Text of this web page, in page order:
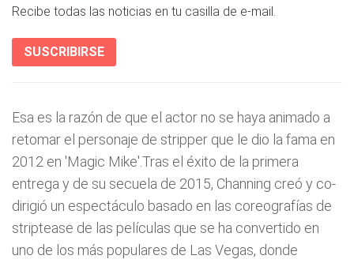
Recibe todas las noticias en tu casilla de e-mail.
SUSCRIBIRSE
Esa es la razón de que el actor no se haya animado a
retomar el personaje de stripper que le dio la fama en
2012 en 'Magic Mike'.Tras el éxito de la primera
entrega y de su secuela de 2015, Channing creó y co-
dirigió un espectáculo basado en las coreografías de
striptease de las películas que se ha convertido en
uno de los más populares de Las Vegas, donde